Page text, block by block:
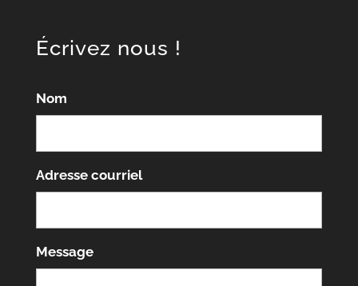
Écrivez nous !
Nom
Adresse courriel
Message